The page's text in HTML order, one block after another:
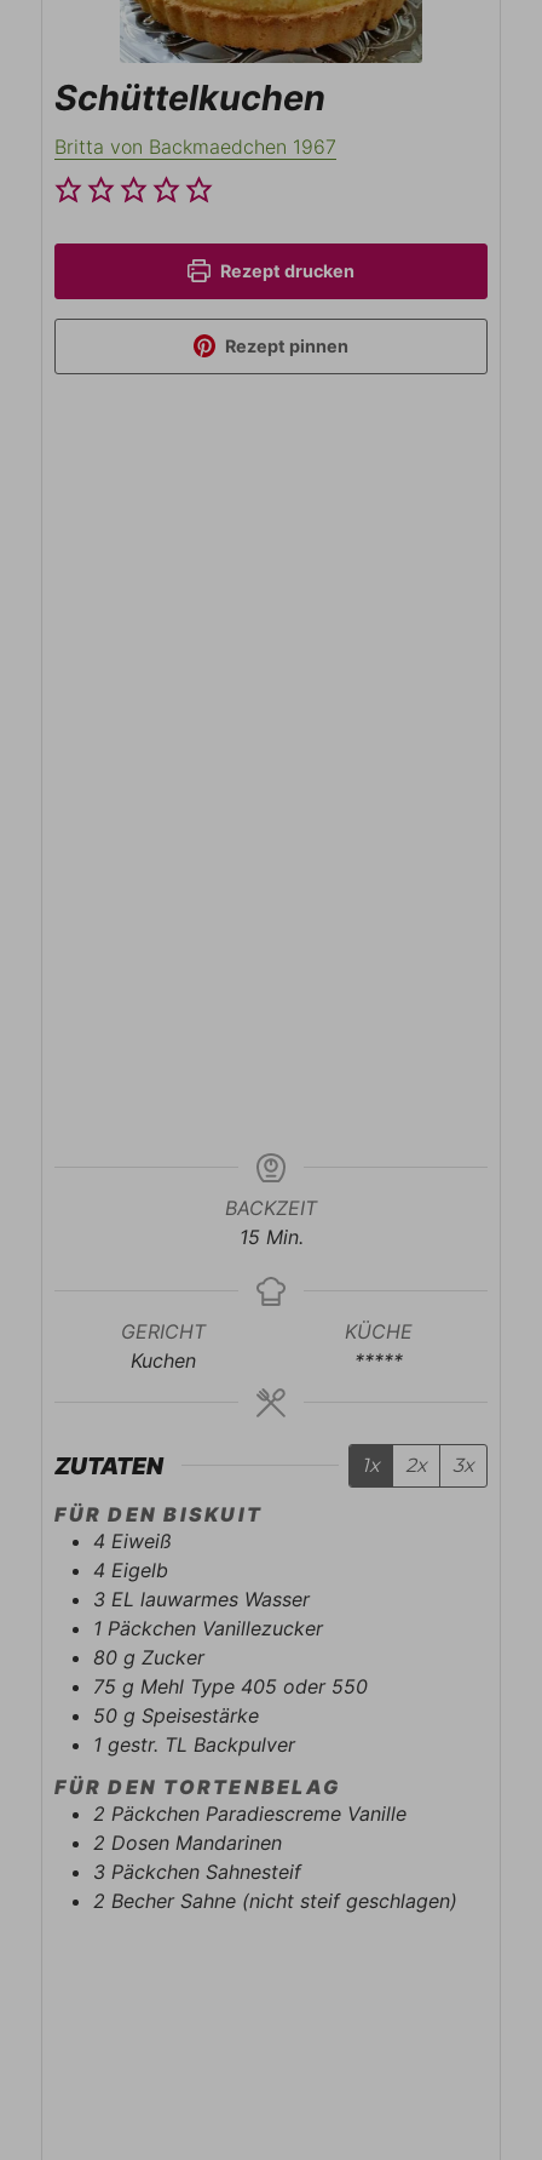
Schüttelkuchen
Britta von Backmaedchen 1967
Rezept drucken
Rezept pinnen
BACKZEIT
15Minuten
Min.
GERICHT
Kuchen
KÜCHE
*****
ZUTATEN 1x 2x 3x
FÜR DEN BISKUIT
4 Eiweiß
4 Eigelb
3 EL lauwarmes Wasser
1 Päckchen Vanillezucker
80 g Zucker
75 g Mehl Type 405 oder 550
50 g Speisestärke
1 gestr. TL Backpulver
FÜR DEN TORTENBELAG
2 Päckchen Paradiescreme Vanille
2 Dosen Mandarinen
3 Päckchen Sahnesteif
2 Becher Sahne (nicht steif geschlagen)